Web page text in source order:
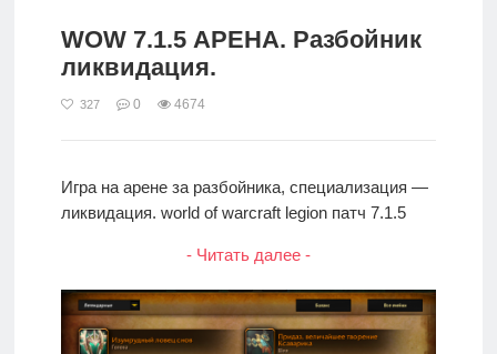
WOW 7.1.5 АРЕНА. Разбойник
ликвидация.
327 0 4674
Игра на арене за разбойника, специализация —
ликвидация. world of warcraft legion патч 7.1.5
- Читать далее -